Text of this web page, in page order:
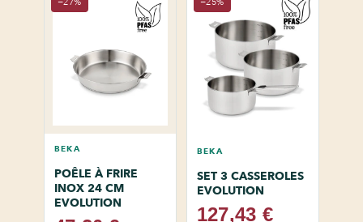
BEKA
POÊLE À FRIRE
INOX 24 CM
EVOLUTION
BEKA
SET 3 CASSEROLES
EVOLUTION
127,43 €